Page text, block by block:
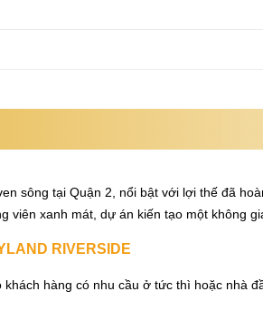
sông tại Quận 2, nổi bật với lợi thế đã
viên xanh mát, dự án kiến tạo một không
RIVERSIDE
khách hàng có nhu cầu ở tức thì hoặc nhà